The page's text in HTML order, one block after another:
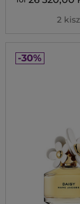
2
-30%